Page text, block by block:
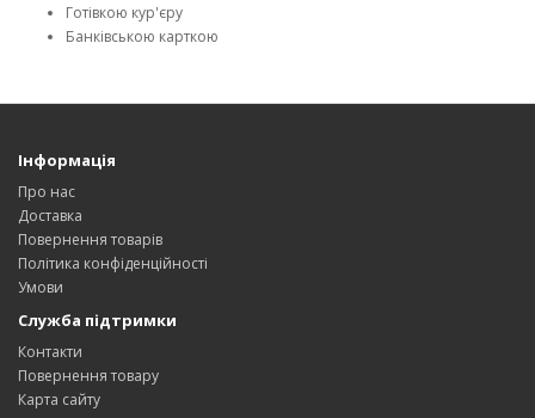
Готівкою кур'єру
Банківською карткою
Інформація
Про нас
Доставка
Повернення товарів
Політика конфіденційності
Умови
Служба підтримки
Контакти
Повернення товару
Карта сайту